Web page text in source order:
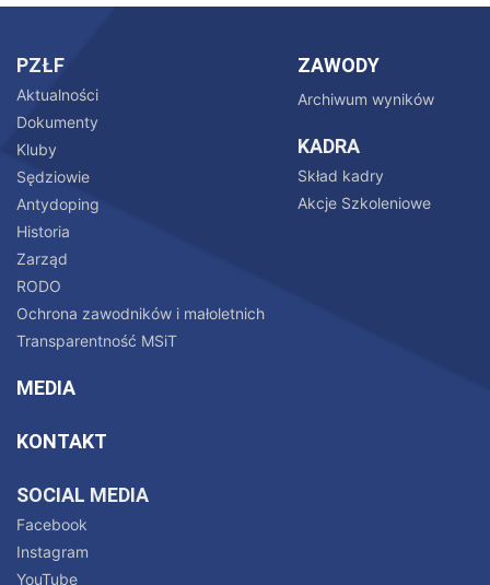
PZŁF
Aktualności
Dokumenty
Kluby
Sędziowie
Antydoping
Historia
Zarząd
RODO
Ochrona zawodników i małoletnich
Transparentność MSiT
ZAWODY
Archiwum wyników
KADRA
Skład kadry
Akcje Szkoleniowe
MEDIA
KONTAKT
SOCIAL MEDIA
Facebook
Instagram
YouTube